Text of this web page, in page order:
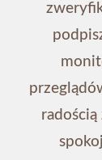
radością